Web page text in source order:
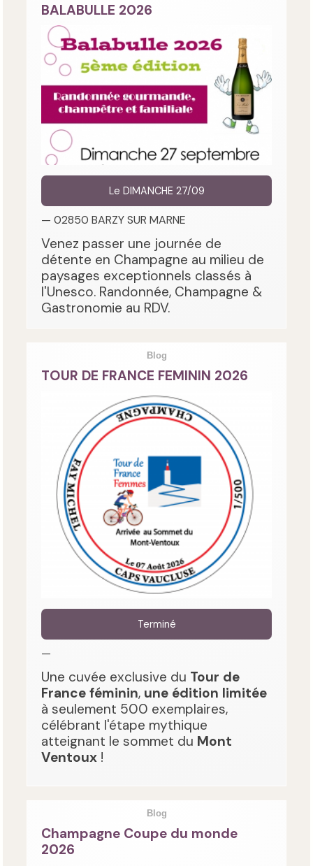
BALABULLE 2026
Le DIMANCHE 27/09
— 02850 BARZY SUR MARNE
Venez passer une journée de
détente en Champagne au milieu de
paysages exceptionnels classés à
l'Unesco. Randonnée, Champagne &
Gastronomie au RDV.
Blog
TOUR DE FRANCE FEMININ 2026
Terminé
—
Une cuvée exclusive du Tour de
France féminin, une édition limitée
à seulement 500 exemplaires,
célébrant l'étape mythique
atteignant le sommet du Mont
Ventoux !
Blog
Champagne Coupe du monde
2026